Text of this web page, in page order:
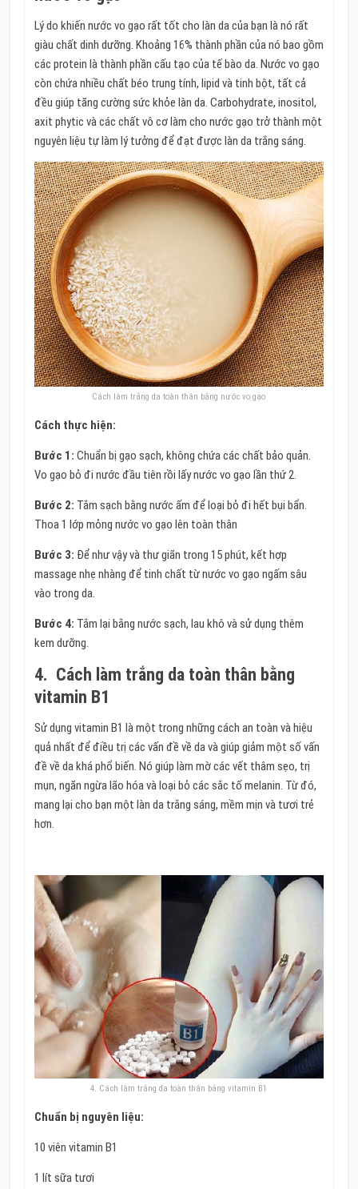
Lý do khiến nước vo gạo rất tốt cho làn da của bạn là nó rất
giàu chất dinh dưỡng. Khoảng 16% thành phần của nó bao gồm
các protein là thành phần cấu tạo của tế bào da. Nước vo gạo
còn chứa nhiều chất béo trung tính, lipid và tinh bột, tất cả
đều giúp tăng cường sức khỏe làn da. Carbohydrate, inositol,
axit phytic và các chất vô cơ làm cho nước gạo trở thành một
nguyên liệu tự làm lý tưởng để đạt được làn da trắng sáng.
Cách làm trắng da toàn thân bằng nước vo gạo
Cách thực hiện:
Bước 1: Chuẩn bị gạo sạch, không chứa các chất bảo quản.
Vo gạo bỏ đi nước đầu tiên rồi lấy nước vo gạo lần thứ 2.
Bước 2: Tắm sạch bằng nước ấm để loại bỏ đi hết bụi bẩn.
Thoa 1 lớp mỏng nước vo gạo lên toàn thân
Bước 3: Để như vậy và thư giãn trong 15 phút, kết hợp
massage nhẹ nhàng để tinh chất từ nước vo gạo ngấm sâu
vào trong da.
Bước 4: Tắm lại bằng nước sạch, lau khô và sử dụng thêm
kem dưỡng.
4. Cách làm trắng da toàn thân bằng
vitamin B1
Sử dụng vitamin B1 là một trong những cách an toàn và hiệu
quả nhất để điều trị các vấn đề về da và giúp giảm một số vấn
đề về da khá phổ biến. Nó giúp làm mờ các vết thâm sẹo, trị
mụn, ngăn ngừa lão hóa và loại bỏ các sắc tố melanin. Từ đó,
mang lại cho bạn một làn da trắng sáng, mềm mịn và tươi trẻ
hơn.
4. Cách làm trắng da toàn thân bằng vitamin B1
Chuẩn bị nguyên liệu:
10 viên vitamin B1
1 lít sữa tươi